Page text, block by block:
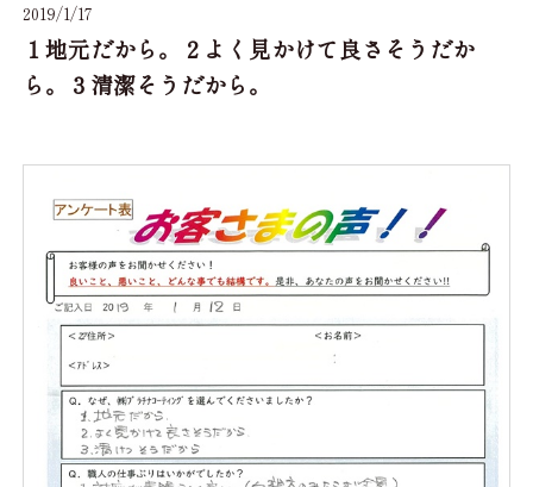
2019/1/17
１地元だから。２よく見かけて良さそうだか
ら。３清潔そうだから。